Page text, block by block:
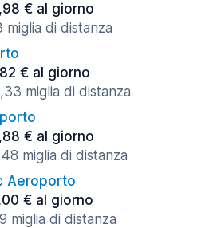
€ al giorno
di distanza
€ al giorno
miglia di distanza
€ al giorno
miglia di distanza
Aeroporto
€ al giorno
miglia di distanza